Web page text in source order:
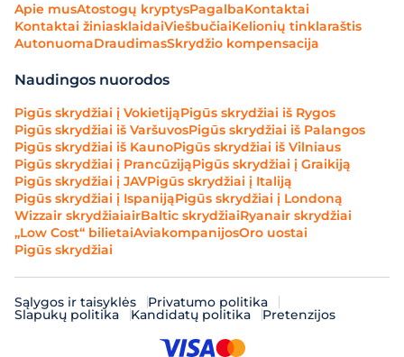
Apie musAtostogų kryptysPagalbaKontaktai
Kontaktai žiniasklaidaiViešbučiaiKelionių tinklaraštis
AutonuomaDraudimasSkrydžio kompensacija
Naudingos nuorodos
Pigūs skrydžiai į VokietijąPigūs skrydžiai iš Rygos
Pigūs skrydžiai iš VaršuvosPigūs skrydžiai iš Palangos
Pigūs skrydžiai iš KaunoPigūs skrydžiai iš Vilniaus
Pigūs skrydžiai į PrancūzijąPigūs skrydžiai į Graikiją
Pigūs skrydžiai į JAVPigūs skrydžiai į Italiją
Pigūs skrydžiai į IspanijąPigūs skrydžiai į Londoną
Wizzair skrydžiaiairBaltic skrydžiaiRyanair skrydžiai
„Low Cost“ bilietaiAviakompanijosOro uostai
Pigūs skrydžiai
Sąlygos ir taisyklės Privatumo politika
Slapukų politika Kandidatų politika Pretenzijos